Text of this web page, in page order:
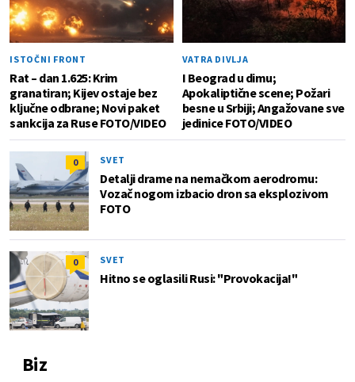
ISTOČNI FRONT
Rat – dan 1.625: Krim
granatiran; Kijev ostaje bez
ključne odbrane; Novi paket
sankcija za Ruse FOTO/VIDEO
VATRA DIVLJA
I Beograd u dimu;
Apokaliptične scene; Požari
besne u Srbiji; Angažovane sve
jedinice FOTO/VIDEO
0 SVET
Detalji drame na nemačkom aerodromu:
Vozač nogom izbacio dron sa eksplozivom
FOTO
0 SVET
Hitno se oglasili Rusi: "Provokacija!"
Biz